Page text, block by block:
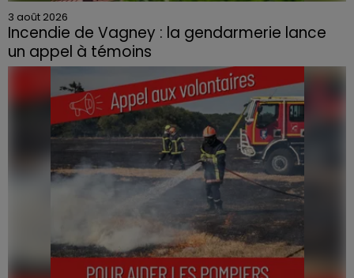
3 août 2026
Incendie de Vagney : la gendarmerie lance
un appel à témoins
Le feu, parti d'une haie avant de se propager au
quartier résidentiel, avait détruit deux habitations et
contraint à l'évacuation d'une centaine de personnes.